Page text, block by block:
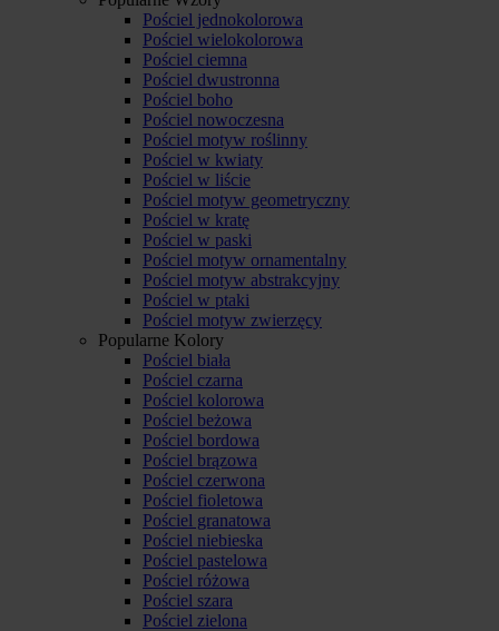
Pościel jednokolorowa
Pościel wielokolorowa
Pościel ciemna
Pościel dwustronna
Pościel boho
Pościel nowoczesna
Pościel motyw roślinny
Pościel w kwiaty
Pościel w liście
Pościel motyw geometryczny
Pościel w kratę
Pościel w paski
Pościel motyw ornamentalny
Pościel motyw abstrakcyjny
Pościel w ptaki
Pościel motyw zwierzęcy
Popularne Kolory
Pościel biała
Pościel czarna
Pościel kolorowa
Pościel beżowa
Pościel bordowa
Pościel brązowa
Pościel czerwona
Pościel fioletowa
Pościel granatowa
Pościel niebieska
Pościel pastelowa
Pościel różowa
Pościel szara
Pościel zielona